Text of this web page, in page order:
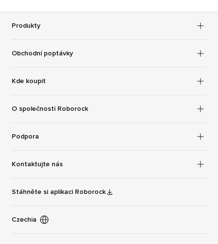
Produkty
Obchodní poptávky
Kde koupit
O společnosti Roborock
Podpora
Kontaktujte nás
Stáhněte si aplikaci Roborock
Czechia